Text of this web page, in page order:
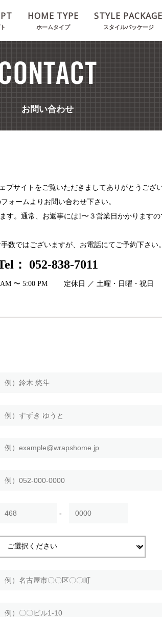
HOME TYPE
ホームタイプ
STYLE PACKAGE
スタイルパッケージ
お問い合わせ
ブサイトをご覧いただきましてありがとうござい
ォームよりお問い合わせ下さい。
す。通常、お返事には1〜３営業日かかりますの
数ではございますが、お電話にてご予約下さい。
： 052-838-7011
AM 〜 5:00 PM 定休日 ／ 土曜・日曜・祝日
-